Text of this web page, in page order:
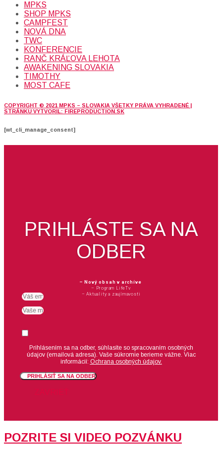
MPKS
SHOP MPKS
CAMPFEST
NOVÁ DNA
TWC
KONFERENCIE
RANČ KRÁĽOVA LEHOTA
AWAKENING SLOVAKIA
TIMOTHY
MOST CAFE
COPYRIGHT © 2021 MPKS – SLOVAKIA VŠETKY PRÁVA VYHRADENÉ |
STRÁNKU VYTVORIL: FIREPRODUCTION.SK
[wt_cli_manage_consent]
PRIHLÁSTE SA NA
ODBER
– Nový obsah v archíve
– Program LifeTv
– Aktuality a zaujímavosti
Prihlásením sa na odber, súhlasíte so spracovaním osobných
údajov (emailová adresa). Vaše súkromie berieme vážne. Viac
informácií: Ochrana osobných údajov.
PRIHLÁSIŤ SA NA ODBER
POZRITE SI VIDEO POZVÁNKU